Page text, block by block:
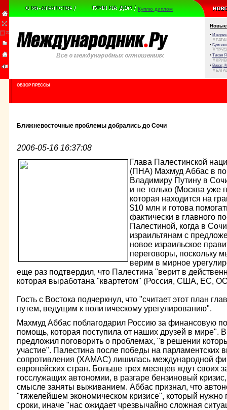
Куплю диплом
Новые
• И
//
•
//
• Тихая
//
• Виват,
//
ОБЗОР ПРЕССЫ
Ближневосточные проблемы добрались до Сочи
2006-05-16 16:37:08
Глава Палестинской
(ПНА) Махмуд Аббас в
Владимиру Путину в
и не только (Москва уже
которая находится на
$10 млн и готова
фактически в главного
Палестиной, когда в
израильтянам с
новое израильское
переговоры, поскольку
верим в мирное
еще раз подтвердил, что Палестина "верит в
которая выработана "квартетом" (Россия, США, ЕС,
Гость с Востока подчеркнул, что "считает этот план
путем, ведущим к политическому урегулированию".
Махмуд Аббас поблагодарил Россию за финансовую
помощь, которая поступила от наших друзей в мире".
предложил поговорить о проблемах, "в решении
участие". Палестина после победы на парламентских
сопротивления (ХАМАС) лишилась международной
европейских стран. Больше трех месяцев ждут своих
госслужащих автономии, в разгаре бензиновый
смысле заняты выживанием. Аббас признал, что
"тяжелейшем экономическом кризисе", который нужно
сроки, иначе "нас ожидает чрезвычайно сложная